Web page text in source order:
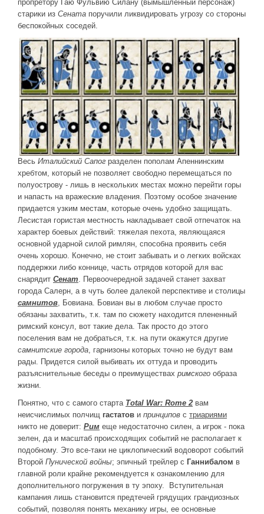
пропретору Гаю Фульвию Силану (вымышленный персонаж)
старики из Сената поручили ликвидировать угрозу со стороны
беспокойных соседей.
Весь Италийский Сапог разделен пополам Апеннинским
хребтом, который не позволяет свободно перемещаться по
полуострову - лишь в нескольких местах можно перейти горы
и напасть на вражеские владения. Поэтому особое значение
придается узким местам, которые очень удобно защищать.
Лесистая гористая местность накладывает свой отпечаток на
характер боевых действий: тяжелая пехота, являющаяся
основной ударной силой римлян, способна проявить себя
очень хорошо. Конечно, не стоит забывать и о легких войсках
поддержки либо коннице, часть отрядов которой для вас
снарядит Сенат . Первоочередной задачей станет захват
города Салерн, а в чуть более далекой перспективе и столицы
самнитов , Бовиана. Бовиан вы в любом случае просто
обязаны захватить, т.к. там по сюжету находится плененный
римский консул, вот такие дела. Так просто до этого
поселения вам не добраться, т.к. на пути окажутся другие
самнитские города , гарнизоны которых точно не будут вам
рады. Придется силой выбивать их оттуда и проводить
разъяснительные беседы о преимуществах римского образа
жизни.
Понятно, что с самого старта Total War: Rome 2 вам
неисчислимых полчищ гастатов и принципов с триариями
никто не доверит: Рим еще недостаточно силен, а игрок - пока
зелен, да и масштаб происходящих событий не располагает к
подобному. Это все-таки не циклопический водоворот событий
Второй Пунической войны; эпичный трейлер с Ганнибалом в
главной роли крайне рекомендуется к ознакомлению для
дополнительного погружения в ту эпоху. Вступительная
кампания лишь становится предтечей грядущих грандиозных
событий, позволяя понять механику игры, ее основные